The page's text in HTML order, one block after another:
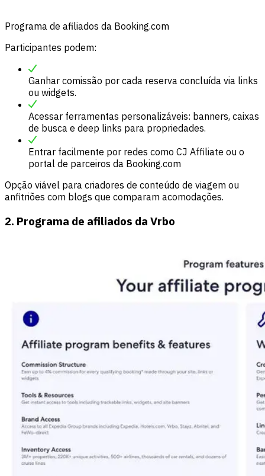
Programa de afiliados da Booking.com
Participantes podem:
Ganhar comissão por cada reserva concluída via links
ou widgets.
Acessar ferramentas personalizáveis: banners, caixas
de busca e deep links para propriedades.
Entrar facilmente por redes como CJ Affiliate ou o
portal de parceiros da Booking.com
Opção viável para criadores de conteúdo de viagem ou
anfitriões com blogs que comparam acomodações.
2. Programa de afiliados da Vrbo